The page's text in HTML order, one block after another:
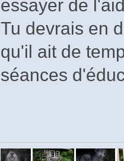
essayer de
Tu devrais en
qu'il ait de
séances